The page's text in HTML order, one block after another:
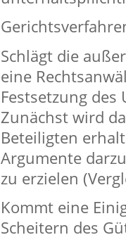
Schlägt die
eine
Festsetzung
Zunächst wird
Beteiligten
Argumente
zu erzielen
Kommt eine
Scheitern des